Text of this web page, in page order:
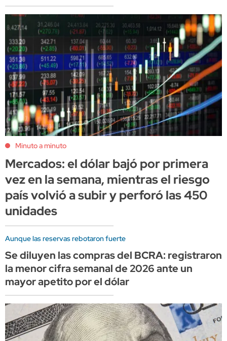
Minuto a minuto
Mercados: el dólar bajó por primera
vez en la semana, mientras el riesgo
país volvió a subir y perforó las 450
unidades
Aunque las reservas rebotaron fuerte
Se diluyen las compras del BCRA: registraron
la menor cifra semanal de 2026 ante un
mayor apetito por el dólar